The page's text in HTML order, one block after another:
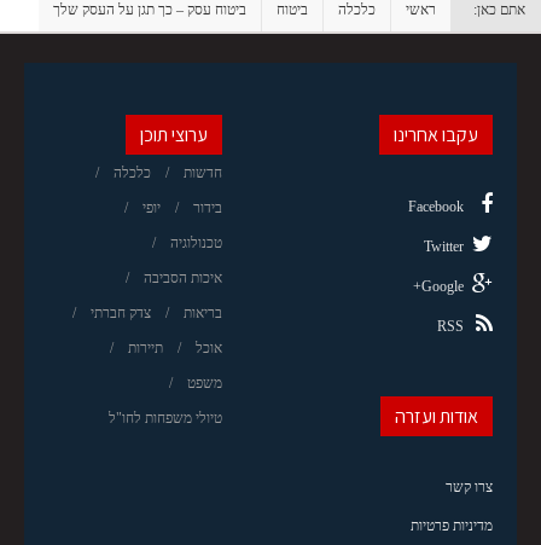
אתם כאן: ראשי כלכלה ביטוח ביטוח עסק – כך תגן על העסק שלך
ערוצי תוכן
חדשות כלכלה
בידור יופי
טכנולוגיה
איכות הסביבה
בריאות צדק חברתי
אוכל תיירות
משפט
טיולי משפחות לחו"ל
עקבו אחרינו
Facebook
Twitter
Google+
RSS
אודות ועזרה
צרו קשר
מדיניות פרטיות